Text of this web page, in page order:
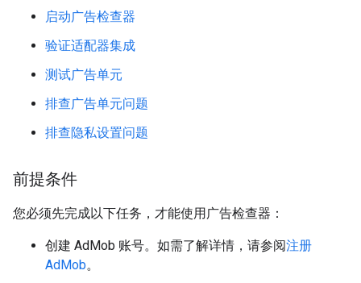
启动广告检查器
验证适配器集成
测试广告单元
排查广告单元问题
排查隐私设置问题
前提条件
您必须先完成以下任务，才能使用广告检查器：
创建 AdMob 账号。如需了解详情，请参阅注册
AdMob。